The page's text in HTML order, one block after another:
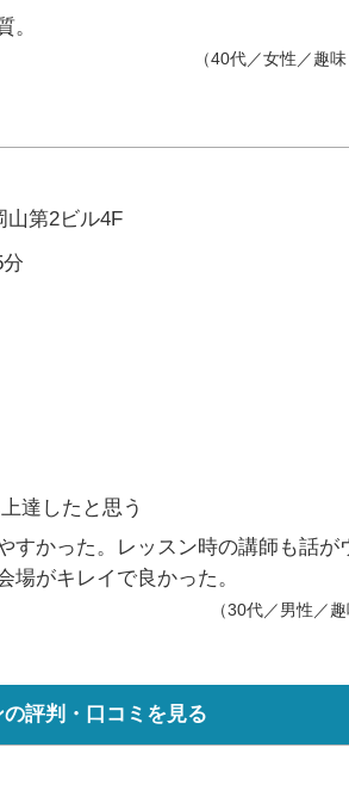
。
（40代／女性／趣
山第2ビル4F
達したと思う
すかった。レッスン時の講師も話が
場がキレイで良かった。
（30代／男性／
評判・口コミを見る